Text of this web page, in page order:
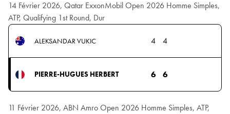
14 Février 2026, Qatar ExxonMobil Open 2026 Homme Simples,
ATP, Qualifying 1st Round, Dur
ALEKSANDAR VUKIC 4 4
PIERRE-HUGUES HERBERT 6 6
11 Février 2026, ABN Amro Open 2026 Homme Simples, ATP,